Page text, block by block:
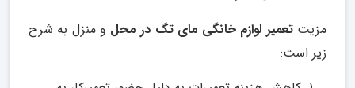
مزیت تعمیر لوازم خانگی مای تگ در محل و منزل به شرح
زیر است: